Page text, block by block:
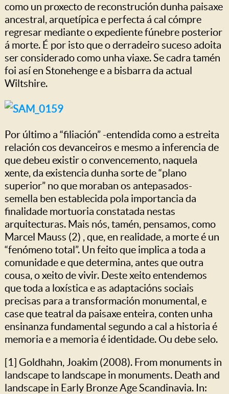
como un proxecto de reconstrución dunha paisaxe
ancestral, arquetípica e perfecta á cal cómpre
regresar mediante o expediente fúnebre posterior
á morte. É por isto que o derradeiro suceso adoita
ser considerado como unha viaxe. Se cadra tamén
foi así en Stonehenge e a bisbarra da actual
Wiltshire.
Por último a “filiación” -entendida como a estreita
relación cos devanceiros e mesmo a inferencia de
que debeu existir o convencemento, naquela
xente, da existencia dunha sorte de “plano
superior” no que moraban os antepasados-
semella ben establecida pola importancia da
finalidade mortuoria constatada nestas
arquitecturas. Mais nós, tamén, pensamos, como
Marcel Mauss (2) , que, en realidade, a morte é un
“fenómeno total”. Un feito que implica a toda a
comunidade e que determina, antes que outra
cousa, o xeito de vivir. Deste xeito entendemos
que toda a loxística e as adaptacións sociais
precisas para a transformación monumental, e
case que teatral da paisaxe enteira, conten unha
ensinanza fundamental segundo a cal a historia é
memoria e a memoria é identidade. Ou debe selo.
[1] Goldhahn, Joakim (2008). From monuments in
landscape to landscape in monuments. Death and
landscape in Early Bronze Age Scandinavia. In: